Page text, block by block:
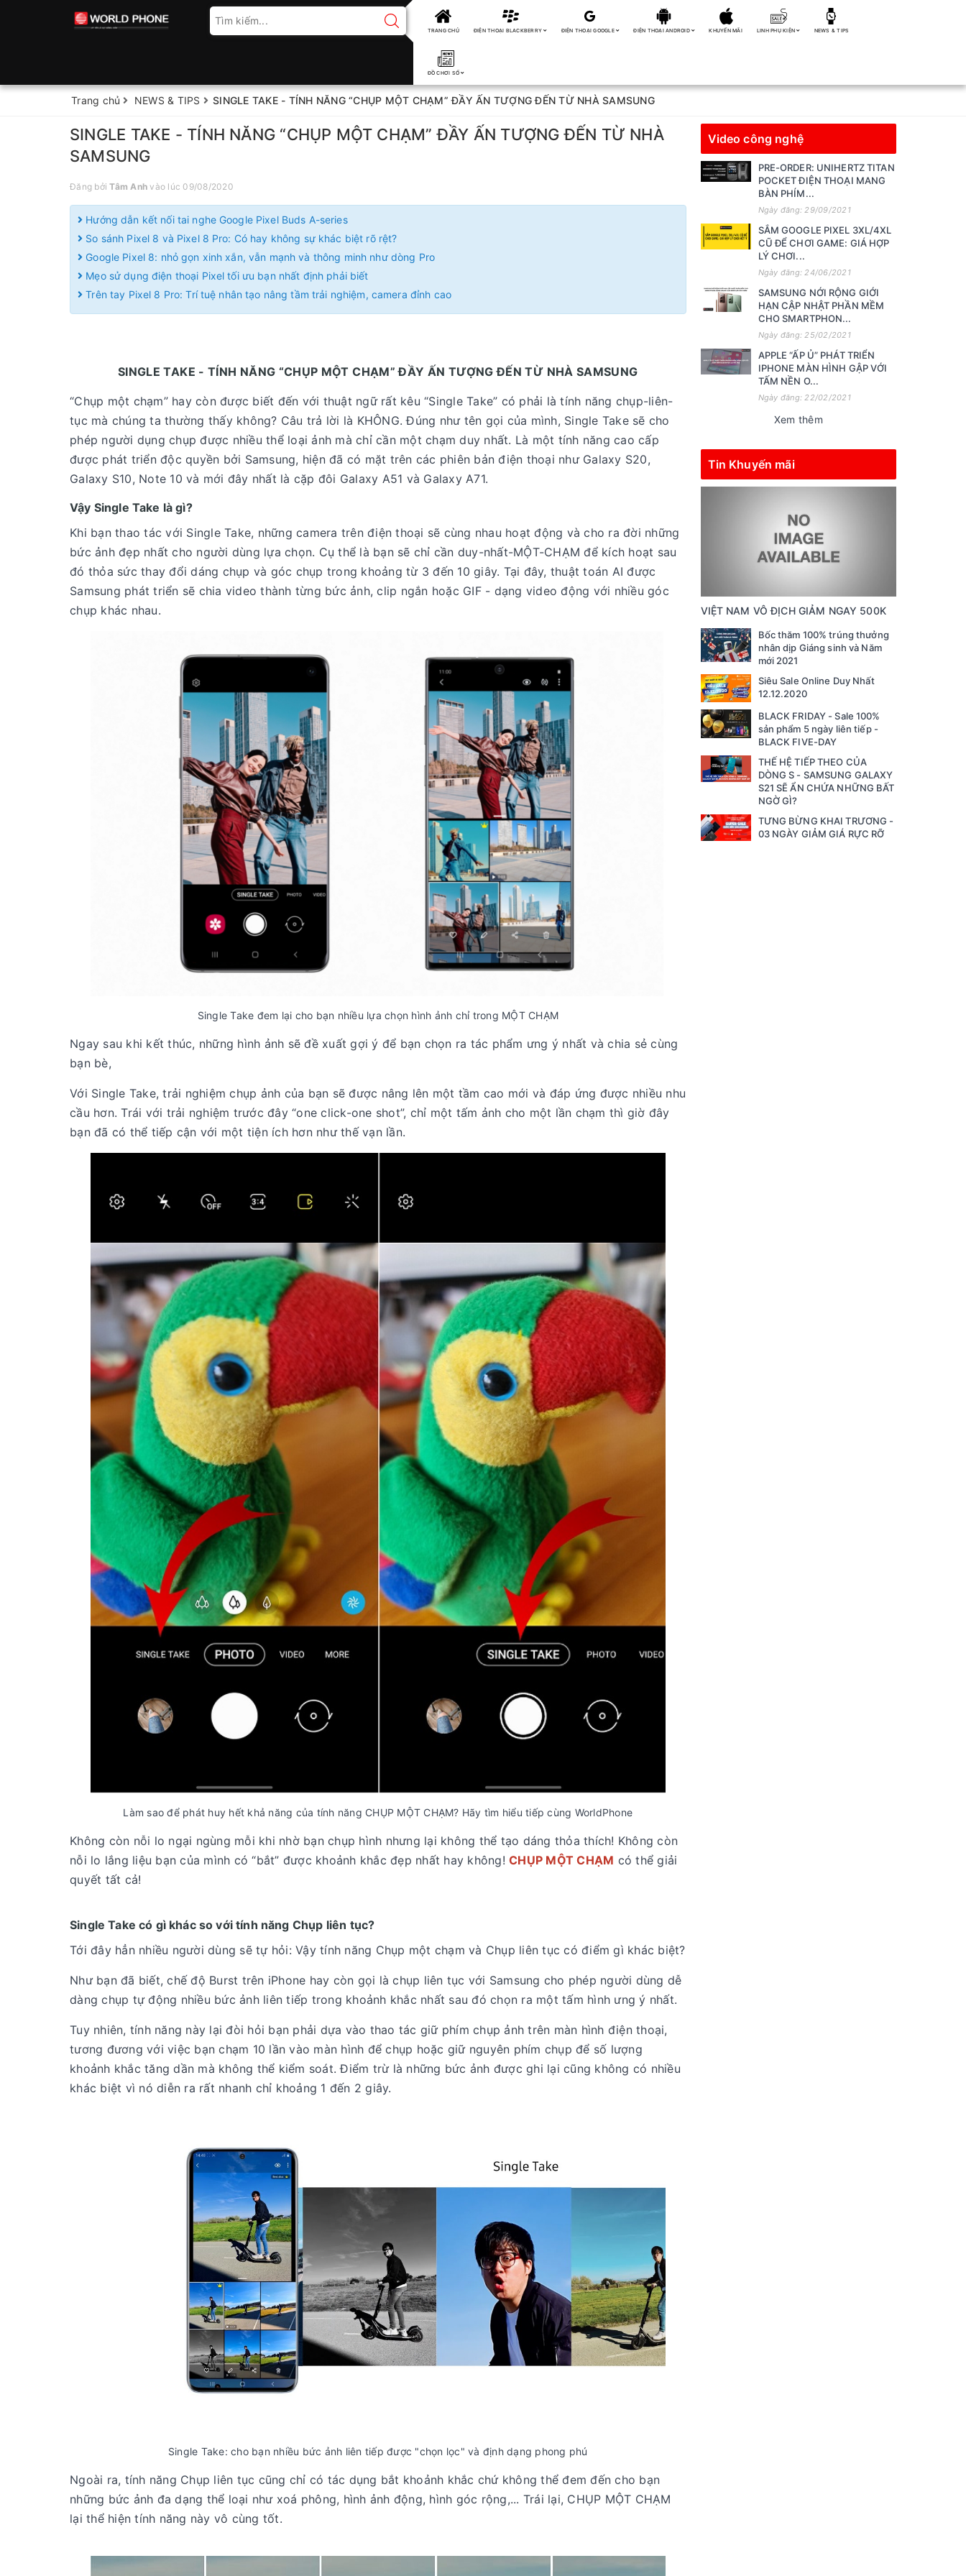
TRANG CHỦ ĐIỆN THOẠI BLACKBERRY ĐIỆN THOẠI GOOGLE ĐIỆN THOẠI ANDROID KHUYẾN MÃI LINH PHỤ KIỆN NEWS & TIPS
ĐỒ CHƠI SỐ
Trang chủ NEWS & TIPS SINGLE TAKE - TÍNH NĂNG “CHỤP MỘT CHẠM” ĐẦY ẤN TƯỢNG ĐẾN TỪ NHÀ SAMSUNG
SINGLE TAKE - TÍNH NĂNG “CHỤP MỘT CHẠM” ĐẦY ẤN TƯỢNG ĐẾN TỪ NHÀ
SAMSUNG
Đăng bởiTâm Anh vào lúc 09/08/2020
Hướng dẫn kết nối tai nghe Google Pixel Buds A-series
So sánh Pixel 8 và Pixel 8 Pro: Có hay không sự khác biệt rõ rệt?
Google Pixel 8: nhỏ gọn xinh xắn, vẫn mạnh và thông minh như dòng Pro
Mẹo sử dụng điện thoại Pixel tối ưu bạn nhất định phải biết
Trên tay Pixel 8 Pro: Trí tuệ nhân tạo nâng tầm trải nghiệm, camera đỉnh cao
SINGLE TAKE - TÍNH NĂNG “CHỤP MỘT CHẠM” ĐẦY ẤN TƯỢNG ĐẾN TỪ NHÀ SAMSUNG
“Chụp một chạm” hay còn được biết đến với thuật ngữ rất kêu “Single Take” có phải là tính năng chụp-liên-
tục mà chúng ta thường thấy không? Câu trả lời là KHÔNG. Đúng như tên gọi của mình, Single Take sẽ cho
phép người dụng chụp được nhiều thể loại ảnh mà chỉ cần một chạm duy nhất. Là một tính năng cao cấp
được phát triển độc quyền bởi Samsung, hiện đã có mặt trên các phiên bản điện thoại như Galaxy S20,
Galaxy S10, Note 10 và mới đây nhất là cặp đôi Galaxy A51 và Galaxy A71.
Vậy Single Take là gì?
Khi bạn thao tác với Single Take, những camera trên điện thoại sẽ cùng nhau hoạt động và cho ra đời những
bức ảnh đẹp nhất cho người dùng lựa chọn. Cụ thể là bạn sẽ chỉ cần duy-nhất-MỘT-CHẠM để kích hoạt sau
đó thỏa sức thay đổi dáng chụp và góc chụp trong khoảng từ 3 đến 10 giây. Tại đây, thuật toán AI được
Samsung phát triển sẽ chia video thành từng bức ảnh, clip ngắn hoặc GIF - dạng video động với nhiều góc
chụp khác nhau.
Single Take đem lại cho bạn nhiều lựa chọn hình ảnh chỉ trong MỘT CHẠM
Ngay sau khi kết thúc, những hình ảnh sẽ đề xuất gợi ý để bạn chọn ra tác phẩm ưng ý nhất và chia sẻ cùng
bạn bè,
Với Single Take, trải nghiệm chụp ảnh của bạn sẽ được nâng lên một tầm cao mới và đáp ứng được nhiều nhu
cầu hơn. Trái với trải nghiệm trước đây “one click-one shot”, chỉ một tấm ảnh cho một lần chạm thì giờ đây
bạn đã có thể tiếp cận với một tiện ích hơn như thế vạn lần.
Làm sao để phát huy hết khả năng của tính năng CHỤP MỘT CHẠM? Hãy tìm hiểu tiếp cùng WorldPhone
Không còn nỗi lo ngại ngùng mỗi khi nhờ bạn chụp hình nhưng lại không thể tạo dáng thỏa thích! Không còn
nỗi lo lắng liệu bạn của mình có “bắt” được khoảnh khắc đẹp nhất hay không! CHỤP MỘT CHẠM có thể giải
quyết tất cả!
Single Take có gì khác so với tính năng Chụp liên tục?
Tới đây hẳn nhiều người dùng sẽ tự hỏi: Vậy tính năng Chụp một chạm và Chụp liên tục có điểm gì khác biệt?
Như bạn đã biết, chế độ Burst trên iPhone hay còn gọi là chụp liên tục với Samsung cho phép người dùng dễ
dàng chụp tự động nhiều bức ảnh liên tiếp trong khoảnh khắc nhất sau đó chọn ra một tấm hình ưng ý nhất.
Tuy nhiên, tính năng này lại đòi hỏi bạn phải dựa vào thao tác giữ phím chụp ảnh trên màn hình điện thoại,
tương đương với việc bạn chạm 10 lần vào màn hình để chụp hoặc giữ nguyên phím chụp để số lượng
khoảnh khắc tăng dần mà không thể kiểm soát. Điểm trừ là những bức ảnh được ghi lại cũng không có nhiều
khác biệt vì nó diễn ra rất nhanh chỉ khoảng 1 đến 2 giây.
Single Take: cho bạn nhiều bức ảnh liên tiếp được "chọn lọc" và định dạng phong phú
Ngoài ra, tính năng Chụp liên tục cũng chỉ có tác dụng bắt khoảnh khắc chứ không thể đem đến cho bạn
những bức ảnh đa dạng thể loại như xoá phông, hình ảnh động, hình góc rộng,... Trái lại, CHỤP MỘT CHẠM
lại thể hiện tính năng này vô cùng tốt.
Video công nghệ
PRE-ORDER: UNIHERTZ TITAN
POCKET ĐIỆN THOẠI MANG
BÀN PHÍM...
Ngày đăng: 29/09/2021
SẮM GOOGLE PIXEL 3XL/4XL
CŨ ĐỂ CHƠI GAME: GIÁ HỢP
LÝ CHƠI...
Ngày đăng: 24/06/2021
SAMSUNG NỚI RỘNG GIỚI
HẠN CẬP NHẬT PHẦN MỀM
CHO SMARTPHON...
Ngày đăng: 25/02/2021
APPLE “ẤP Ủ” PHÁT TRIỂN
IPHONE MÀN HÌNH GẬP VỚI
TẤM NỀN O...
Ngày đăng: 22/02/2021
Xem thêm
Tin Khuyến mãi
VIỆT NAM VÔ ĐỊCH GIẢM NGAY 500K
Bốc thăm 100% trúng thưởng
nhân dịp Giáng sinh và Năm
mới 2021
Siêu Sale Online Duy Nhất
12.12.2020
BLACK FRIDAY - Sale 100%
sản phẩm 5 ngày liên tiếp -
BLACK FIVE-DAY
THẾ HỆ TIẾP THEO CỦA
DÒNG S - SAMSUNG GALAXY
S21 SẼ ẨN CHỨA NHỮNG BẤT
NGỜ GÌ?
TƯNG BỪNG KHAI TRƯƠNG -
03 NGÀY GIẢM GIÁ RỰC RỠ